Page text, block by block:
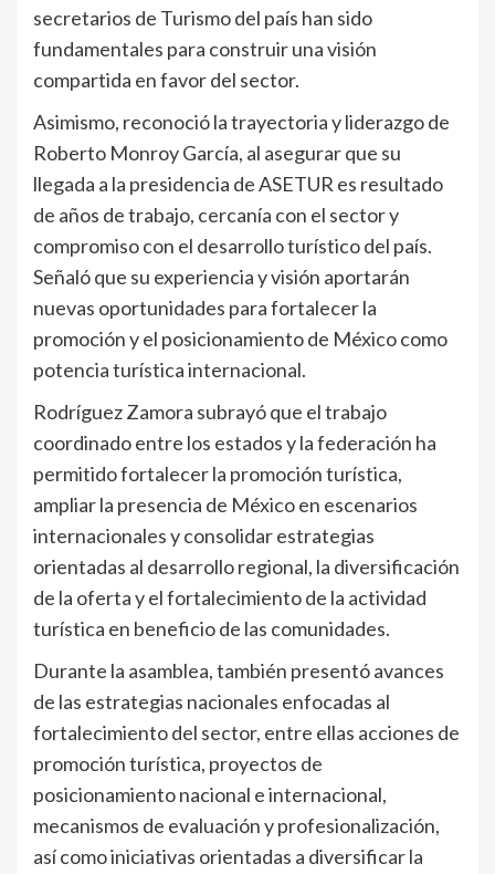
secretarios de Turismo del país han sido
fundamentales para construir una visión
compartida en favor del sector.
Asimismo, reconoció la trayectoria y liderazgo de
Roberto Monroy García, al asegurar que su
llegada a la presidencia de ASETUR es resultado
de años de trabajo, cercanía con el sector y
compromiso con el desarrollo turístico del país.
Señaló que su experiencia y visión aportarán
nuevas oportunidades para fortalecer la
promoción y el posicionamiento de México como
potencia turística internacional.
Rodríguez Zamora subrayó que el trabajo
coordinado entre los estados y la federación ha
permitido fortalecer la promoción turística,
ampliar la presencia de México en escenarios
internacionales y consolidar estrategias
orientadas al desarrollo regional, la diversificación
de la oferta y el fortalecimiento de la actividad
turística en beneficio de las comunidades.
Durante la asamblea, también presentó avances
de las estrategias nacionales enfocadas al
fortalecimiento del sector, entre ellas acciones de
promoción turística, proyectos de
posicionamiento nacional e internacional,
mecanismos de evaluación y profesionalización,
así como iniciativas orientadas a diversificar la